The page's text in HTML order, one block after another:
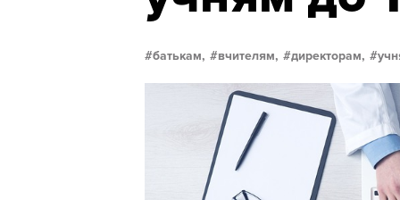
батькам, вчителям, директорам,